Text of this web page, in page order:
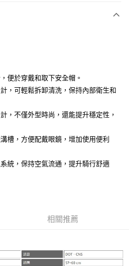
華泰商業銀行
遠東國際商業銀行
星展（台灣）商業銀行
之後才付款」的支付方式。 讓您購物簡單
，再付款。
便於穿戴和取下安全帽。
，可輕鬆拆卸清洗，保持內部衛生和
，不僅外型時尚，還能提升穩定性，
槽，方便配戴眼鏡，增加使用便利
統，保持空氣流通，提升騎行舒適
相關推薦